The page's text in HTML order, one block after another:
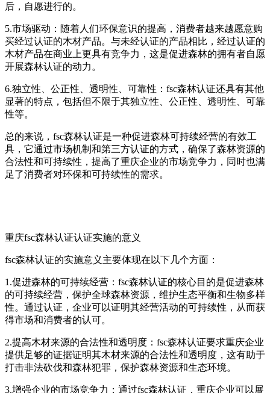
后，自愿进行的。
5.市场驱动：随着人们环保意识的提高，消费者越来越愿意购
买经过认证的木材产品。与未经认证的产品相比，经过认证的
木材产品在商业上更具有竞争力，这是促进森林的拥有者自愿
开展森林认证的动力。
6.独立性、公正性、透明性、可靠性：fsc森林认证还具有其他
显著的特点，包括但不限于其独立性、公正性、透明性、可靠
性等。
总的来说，fsc森林认证是一种促进森林可持续经营的有效工
具，它通过市场机制和第三方认证的方式，确保了森林资源的
合法性和可持续性，提高了重庆企业的市场竞争力，同时也满
足了消费者对环保和可持续性的需求。
重庆fsc森林认证认证实施的意义
fsc森林认证的实施意义主要体现在以下几个方面：
1.促进森林的可持续经营：fsc森林认证的核心目的是促进森林
的可持续经营，保护全球森林资源，维护生态平衡和生物多样
性。通过认证，企业可以证明其经营活动的可持续性，从而获
得市场和消费者的认可。
2.提高木材来源的合法性和透明度：fsc森林认证要求重庆企业
提供足够的证据证明其木材来源的合法性和透明度，这有助于
打击非法砍伐和森林犯罪，保护森林资源和生态环境。
3.增强企业的市场竞争力：通过fsc森林认证，重庆企业可以展